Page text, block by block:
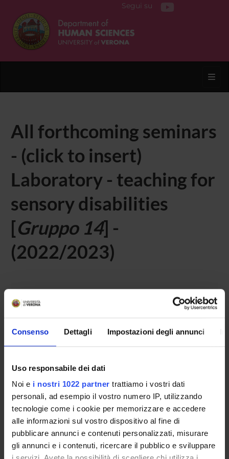
Consenso Dettagli Impostazioni degli annunci
Uso responsabile dei dati
Noi e i nostri 1022 partner trattiamo i vostri dati
personali, ad esempio il vostro numero IP, utilizzando
tecnologie come i cookie per memorizzare e accedere
alle informazioni sul vostro dispositivo al fine di
pubblicare annunci e contenuti personalizzati, misurare
gli annunci e i contenuti, ricercare il pubblico e sviluppare
Segui su
All forthcoming seminars
- (click to insert)
Laboratory - teaching for
sensory disabilities
[Gruppo 14] -
(2022/2023)
Home Teaching Seminars
insert) Laboratory - teaching for sensory disabilities.
STUDYING
COURSES
PHD PROGRAMMES AND POSTGRADUATE
TRAINING